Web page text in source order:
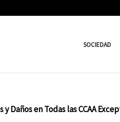
SOCIEDAD
Daños en Todas las CCAA